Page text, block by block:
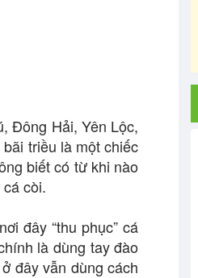
Đông Hải, Yên Lộc,
triều là một chiếc
biết có từ khi nào
còi.
đây “thu phục” cá
là dùng tay đào
đây vẫn dùng cách